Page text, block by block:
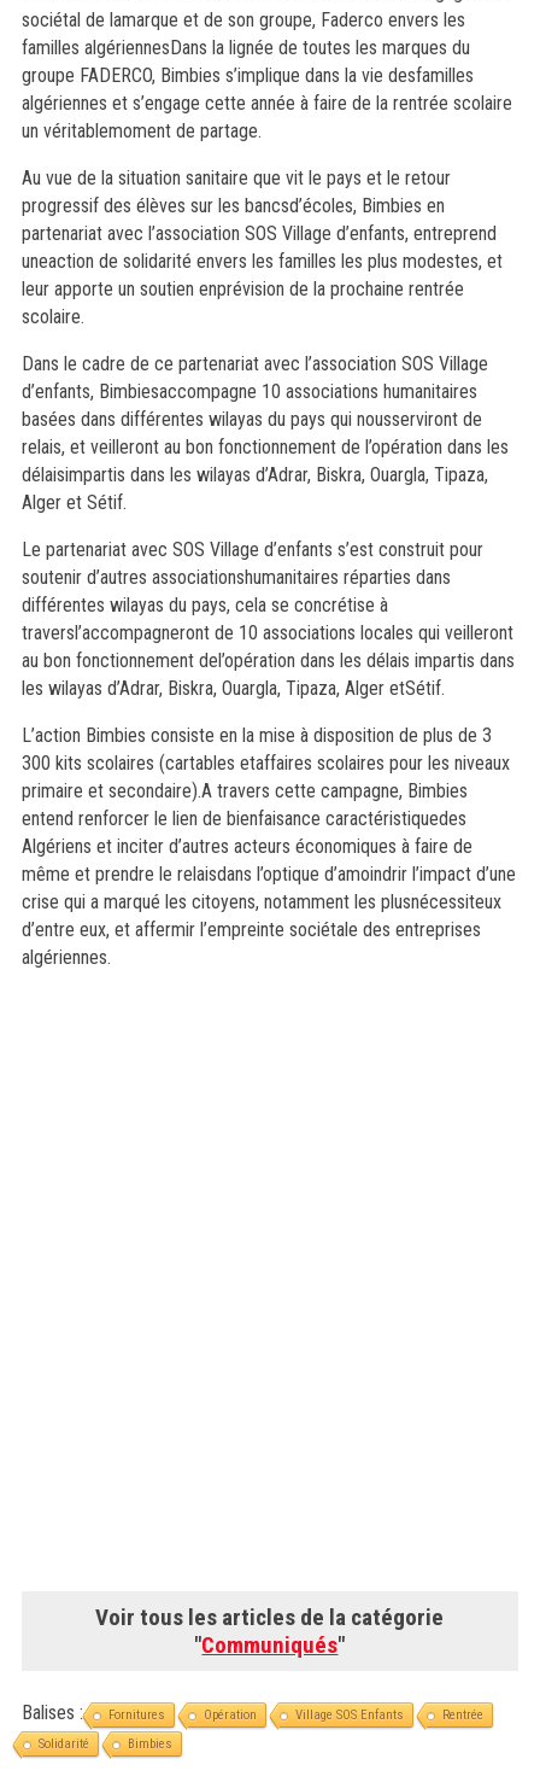
sociétal de lamarque et de son groupe, Faderco envers les
familles algériennesDans la lignée de toutes les marques du
groupe FADERCO, Bimbies s’implique dans la vie desfamilles
algériennes et s’engage cette année à faire de la rentrée scolaire
un véritablemoment de partage.
Au vue de la situation sanitaire que vit le pays et le retour
progressif des élèves sur les bancsd’écoles, Bimbies en
partenariat avec l’association SOS Village d’enfants, entreprend
uneaction de solidarité envers les familles les plus modestes, et
leur apporte un soutien enprévision de la prochaine rentrée
scolaire.
Dans le cadre de ce partenariat avec l’association SOS Village
d’enfants, Bimbiesaccompagne 10 associations humanitaires
basées dans différentes wilayas du pays qui nousserviront de
relais, et veilleront au bon fonctionnement de l’opération dans les
délaisimpartis dans les wilayas d’Adrar, Biskra, Ouargla, Tipaza,
Alger et Sétif.
Le partenariat avec SOS Village d’enfants s’est construit pour
soutenir d’autres associationshumanitaires réparties dans
différentes wilayas du pays, cela se concrétise à
traversl’accompagneront de 10 associations locales qui veilleront
au bon fonctionnement del’opération dans les délais impartis dans
les wilayas d’Adrar, Biskra, Ouargla, Tipaza, Alger etSétif.
L’action Bimbies consiste en la mise à disposition de plus de 3
300 kits scolaires (cartables etaffaires scolaires pour les niveaux
primaire et secondaire).A travers cette campagne, Bimbies
entend renforcer le lien de bienfaisance caractéristiquedes
Algériens et inciter d’autres acteurs économiques à faire de
même et prendre le relaisdans l’optique d’amoindrir l’impact d’une
crise qui a marqué les citoyens, notamment les plusnécessiteux
d’entre eux, et affermir l’empreinte sociétale des entreprises
algériennes.
Voir tous les articles de la catégorie
"Communiqués"
Balises : Fornitures Opération Village SOS Enfants
Rentrée
Solidarité
Bimbies